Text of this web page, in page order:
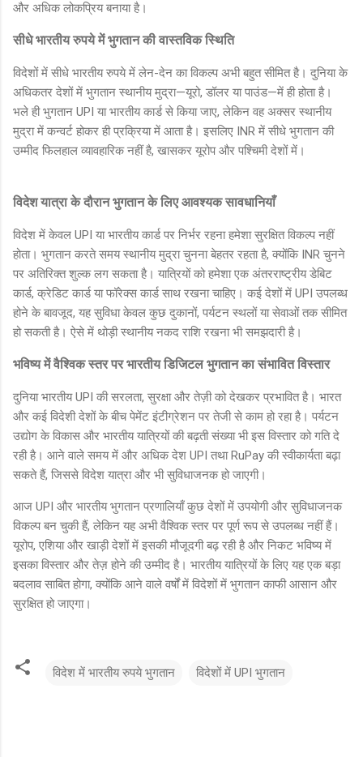
और अधिक लोकप्रिय बनाया है।
सीधे भारतीय रुपये में भुगतान की वास्तविक स्थिति
विदेशों में सीधे भारतीय रुपये में लेन-देन का विकल्प अभी बहुत सीमित है। दुनिया के
अधिकतर देशों में भुगतान स्थानीय मुद्रा—यूरो, डॉलर या पाउंड—में ही होता है।
भले ही भुगतान UPI या भारतीय कार्ड से किया जाए, लेकिन वह अक्सर स्थानीय
मुद्रा में कन्वर्ट होकर ही प्रक्रिया में आता है। इसलिए INR में सीधे भुगतान की
उम्मीद फिलहाल व्यावहारिक नहीं है, खासकर यूरोप और पश्चिमी देशों में।
विदेश यात्रा के दौरान भुगतान के लिए आवश्यक सावधानियाँ
विदेश में केवल UPI या भारतीय कार्ड पर निर्भर रहना हमेशा सुरक्षित विकल्प नहीं
होता। भुगतान करते समय स्थानीय मुद्रा चुनना बेहतर रहता है, क्योंकि INR चुनने
पर अतिरिक्त शुल्क लग सकता है। यात्रियों को हमेशा एक अंतरराष्ट्रीय डेबिट
कार्ड, क्रेडिट कार्ड या फॉरेक्स कार्ड साथ रखना चाहिए। कई देशों में UPI उपलब्ध
होने के बावजूद, यह सुविधा केवल कुछ दुकानों, पर्यटन स्थलों या सेवाओं तक सीमित
हो सकती है। ऐसे में थोड़ी स्थानीय नकद राशि रखना भी समझदारी है।
भविष्य में वैश्विक स्तर पर भारतीय डिजिटल भुगतान का संभावित विस्तार
दुनिया भारतीय UPI की सरलता, सुरक्षा और तेज़ी को देखकर प्रभावित है। भारत
और कई विदेशी देशों के बीच पेमेंट इंटीग्रेशन पर तेजी से काम हो रहा है। पर्यटन
उद्योग के विकास और भारतीय यात्रियों की बढ़ती संख्या भी इस विस्तार को गति दे
रही है। आने वाले समय में और अधिक देश UPI तथा RuPay की स्वीकार्यता बढ़ा
सकते हैं, जिससे विदेश यात्रा और भी सुविधाजनक हो जाएगी।
आज UPI और भारतीय भुगतान प्रणालियाँ कुछ देशों में उपयोगी और सुविधाजनक
विकल्प बन चुकी हैं, लेकिन यह अभी वैश्विक स्तर पर पूर्ण रूप से उपलब्ध नहीं हैं।
यूरोप, एशिया और खाड़ी देशों में इसकी मौजूदगी बढ़ रही है और निकट भविष्य में
इसका विस्तार और तेज़ होने की उम्मीद है। भारतीय यात्रियों के लिए यह एक बड़ा
बदलाव साबित होगा, क्योंकि आने वाले वर्षों में विदेशों में भुगतान काफी आसान और
सुरक्षित हो जाएगा।
विदेश में भारतीय रुपये भुगतान विदेशों में UPI भुगतान